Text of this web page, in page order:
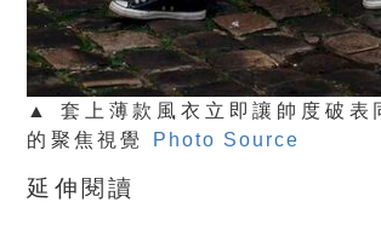
▲ 套上薄款風衣立即讓帥度破表
的聚焦視覺
Photo Source
延伸閱讀